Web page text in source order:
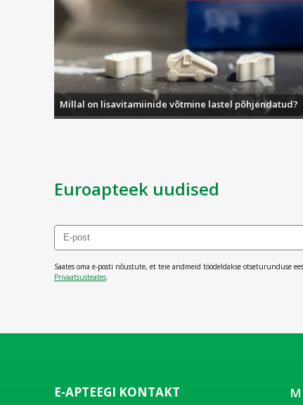
Millal on lisavitamiinide võtmine lastel põhjendatud?
Euroapteek uudised
Saates oma e-posti nõustute, et teie andmeid töödeldakse otseturunduse
Privaatsusteates
E-APTEEGI KONTAKT